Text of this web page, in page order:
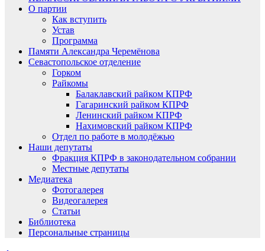
О партии
Как вступить
Устав
Программа
Памяти Александра Черемёнова
Севастопольское отделение
Горком
Райкомы
Балаклавский райком КПРФ
Гагаринский райком КПРФ
Ленинский райком КПРФ
Нахимовский райком КПРФ
Отдел по работе в молодёжью
Наши депутаты
Фракция КПРФ в законодательном собрании
Местные депутаты
Медиатека
Фотогалерея
Видеогалерея
Статьи
Библиотека
Персональные страницы